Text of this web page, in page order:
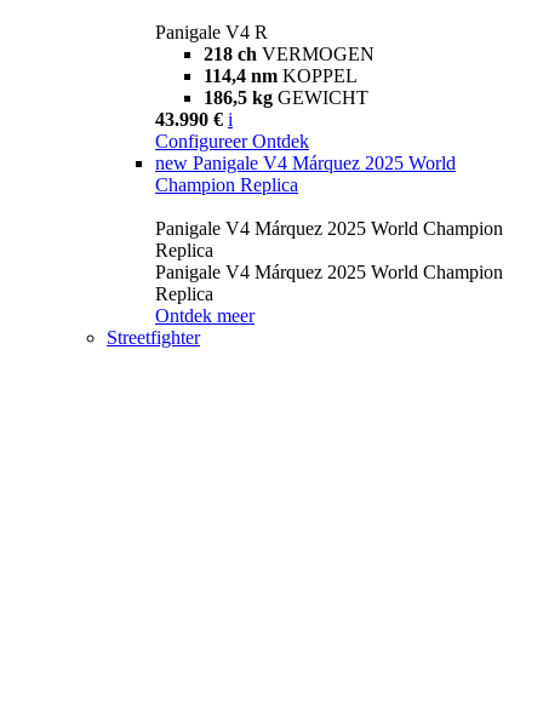
Panigale V4 R
218 ch VERMOGEN
114,4 nm KOPPEL
186,5 kg GEWICHT
43.990 € i
Configureer Ontdek
new Panigale V4 Márquez 2025 World
Champion Replica
Panigale V4 Márquez 2025 World Champion
Replica
Panigale V4 Márquez 2025 World Champion
Replica
Ontdek meer
Streetfighter